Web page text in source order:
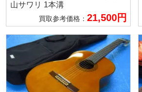
山サワリ 1本溝
買取参考価格：21,500円